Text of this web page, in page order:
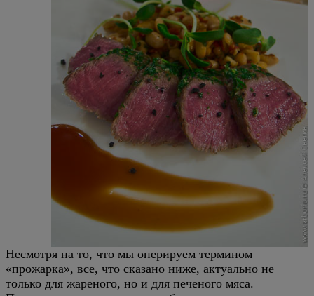
Несмотря на то, что мы оперируем термином
«прожарка», все, что сказано ниже, актуально не
только для жареного, но и для печеного мяса.